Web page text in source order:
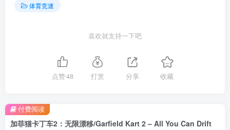
体育竞速
喜欢就支持一下吧
点赞48 打赏 分享 收藏
加菲猫卡丁车2：无限漂移/Garfield Kart 2 – All You Can Drift
付费阅读